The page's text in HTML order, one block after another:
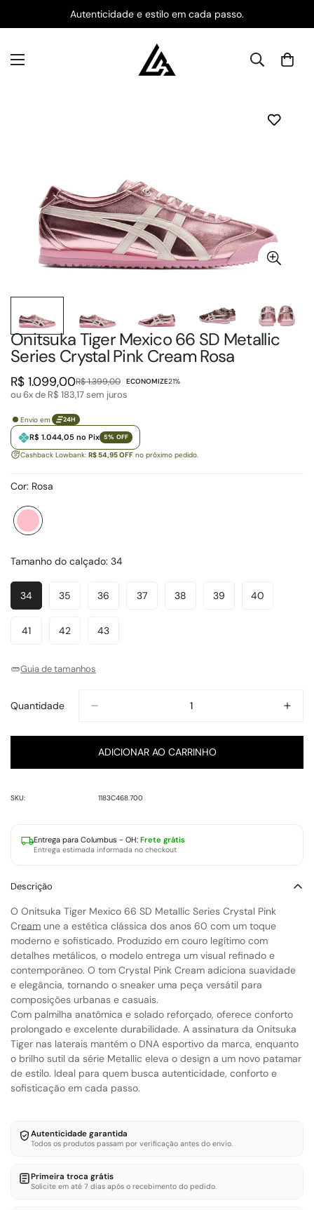
Autenticidade e estilo em cada passo.
Onitsuka Tiger Mexico 66 SD Metallic
Series Crystal Pink Cream Rosa
Preço
de
R$ 1.099,00
Preço
regular
R$ 1.399,00 ECONOMIZE21%
ou 6x de R$ 183,17sem juros
Envio em 24H
R$ 1.044,05 no Pix 5% OFF
Cashback Lowbank: R$ 54,95 OFF no próximo pedido.
Cor: Rosa
Rosa
Variante
ou
Tamanho do calçado: 34
34Variante
Esgotada
Ou
35Variante
Ou
Indisponível
36Variante
Ou
Indisponível
37Variante38Variante39Variante40Variante
41Variante
Indisponível
42Variante
Indisponível
43Variante
Guia de tamanhos
Quantidade
ADICIONAR AO CARRINHO
SKU: 1183C468.700
Entrega para Columbus - OH: Frete grátis
Entrega estimada informada no checkout
Descrição
O Onitsuka Tiger Mexico 66 SD Metallic Series Crystal Pink
Cream une a estética clássica dos anos 60 com um toque
moderno e sofisticado. Produzido em couro legítimo com
detalhes metálicos, o modelo entrega um visual refinado e
contemporâneo. O tom Crystal Pink Cream adiciona suavidade
e elegância, tornando o sneaker uma peça versátil para
composições urbanas e casuais.
Com palmilha anatômica e solado reforçado, oferece conforto
prolongado e excelente durabilidade. A assinatura da Onitsuka
Tiger nas laterais mantém o DNA esportivo da marca, enquanto
o brilho sutil da série Metallic eleva o design a um novo patamar
de estilo. Ideal para quem busca autenticidade, conforto e
sofisticação em cada passo.
Autenticidade garantida
Todos os produtos passam por verificação antes do envio.
Primeira troca grátis
Solicite em até 7 dias após o recebimento do pedido.